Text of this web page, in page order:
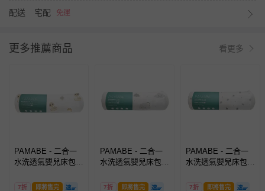
配送 宅配 免運
更多推薦商品 看更多
PAMABE - 二合一
水洗透氣嬰兒床包
7折 即將售完
PAMABE - 二合一
水洗透氣嬰兒床包
7折 即將售完
PAMABE - 二合一
水洗透氣嬰兒床包
7折 即將售完